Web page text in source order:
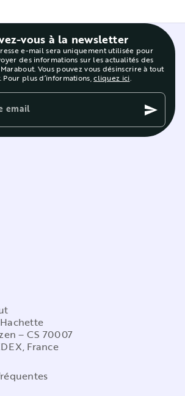
vous à la newsletter
e-mail sera uniquement utilisée pour
des informations sur les actualités des
Vous pouvez vous désinscrire à tout
Pour plus d’informations,cliquez ici.
email send
– CS 70007
France